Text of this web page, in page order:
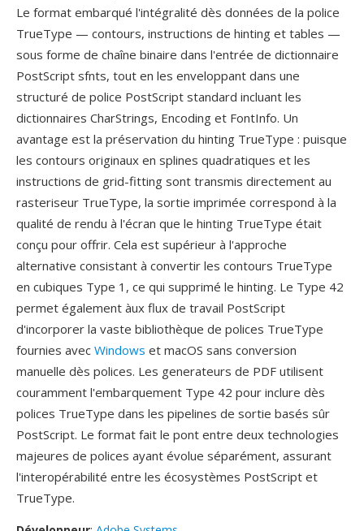
Le format embarqué l'intégralité dès données de la police
TrueType — contours, instructions de hinting et tables —
sous forme de chaîne binaire dans l'entrée de dictionnaire
PostScript sfnts, tout en les enveloppant dans une
structuré de police PostScript standard incluant les
dictionnaires CharStrings, Encoding et FontInfo. Un
avantage est la préservation du hinting TrueType : puisque
les contours originaux en splines quadratiques et les
instructions de grid-fitting sont transmis directement au
rasteriseur TrueType, la sortie imprimée correspond à la
qualité de rendu à l'écran que le hinting TrueType était
conçu pour offrir. Cela est supérieur à l'approche
alternative consistant à convertir les contours TrueType
en cubiques Type 1, ce qui supprimé le hinting. Le Type 42
permet également àux flux de travail PostScript
d'incorporer la vaste bibliothèque de polices TrueType
fournies avec Windows et macOS sans conversion
manuelle dès polices. Les generateurs de PDF utilisent
couramment l'embarquement Type 42 pour inclure dès
polices TrueType dans les pipelines de sortie basés sûr
PostScript. Le format fait le pont entre deux technologies
majeures de polices ayant évolue séparément, assurant
l'interopérabilité entre les écosystèmes PostScript et
TrueType.